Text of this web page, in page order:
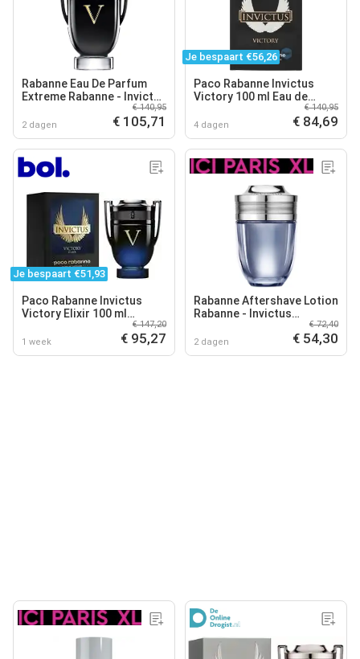
Rabanne Eau De Parfum
Extreme Rabanne - Invictus
Victory Eau De Parfum
Extrême - 100 ML
2 dagen
€ 140,95
€ 105,71
Je bespaart €56,26
Paco Rabanne Invictus
Victory 100 ml Eau de
Parfum - Herenparfum
4 dagen
€ 140,95
€ 84,69
Je bespaart €51,93
Paco Rabanne Invictus
Victory Elixir 100 ml
Parfum Intense Spray -
Herenparfum
1 week
€ 147,20
€ 95,27
Rabanne Aftershave Lotion
Rabanne - Invictus
2 dagen
€ 72,40
€ 54,30